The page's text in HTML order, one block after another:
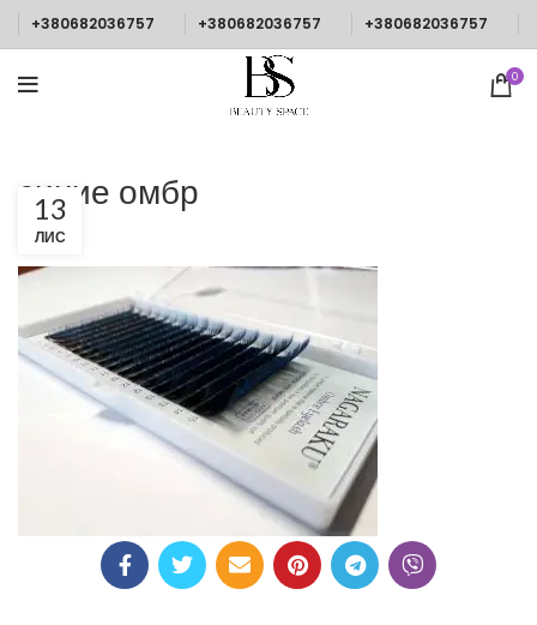
+380682036757 +380682036757 +380682036757
0
синие омбр
13
ЛИС